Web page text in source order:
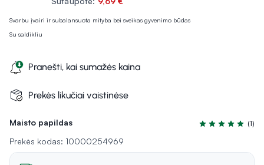
Maisto papildas
Įvertinimas 5.0
(1)
Prekės kodas: 10000254969
Svarbu įvairi ir subalansuota mityba bei sveikas gyvenimo būdas
Su saldikliu
Pranešti, kai sumažės kaina
Prekės likučiai vaistinėse